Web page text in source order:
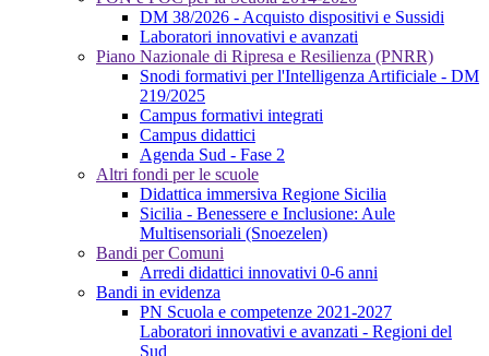
DM 38/2026 - Acquisto dispositivi e Sussidi
Laboratori innovativi e avanzati
Piano Nazionale di Ripresa e Resilienza (PNRR)
Snodi formativi per l'Intelligenza Artificiale - DM
219/2025
Campus formativi integrati
Campus didattici
Agenda Sud - Fase 2
Altri fondi per le scuole
Didattica immersiva Regione Sicilia
Sicilia - Benessere e Inclusione: Aule
Multisensoriali (Snoezelen)
Bandi per Comuni
Arredi didattici innovativi 0-6 anni
Bandi in evidenza
PN Scuola e competenze 2021-2027
Laboratori innovativi e avanzati - Regioni del
Sud